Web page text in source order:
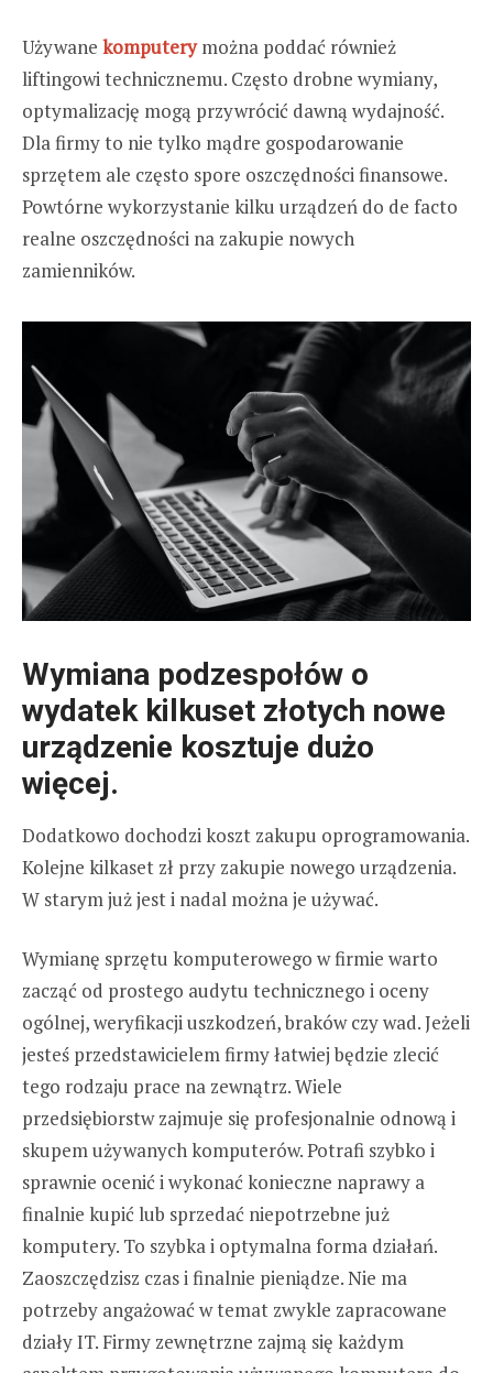
Używane komputerymożna poddać również
liftingowi technicznemu. Często drobne wymiany,
optymalizację mogą przywrócić dawną wydajność.
Dla firmy to nie tylko mądre gospodarowanie
sprzętem ale często spore oszczędności finansowe.
Powtórne wykorzystanie kilku urządzeń do de facto
realne oszczędności na zakupie nowych
zamienników.
Wymiana podzespołów o
wydatek kilkuset złotych nowe
urządzenie kosztuje dużo
więcej.
Dodatkowo dochodzi koszt zakupu oprogramowania.
Kolejne kilkaset zł przy zakupie nowego urządzenia.
W starym już jest i nadal można je używać.
Wymianę sprzętu komputerowego w firmie warto
zacząć od prostego audytu technicznego i oceny
ogólnej, weryfikacji uszkodzeń, braków czy wad. Jeżeli
jesteś przedstawicielem firmy łatwiej będzie zlecić
tego rodzaju prace na zewnątrz. Wiele
przedsiębiorstw zajmuje się profesjonalnie odnową i
skupem używanych komputerów. Potrafi szybko i
sprawnie ocenić i wykonać konieczne naprawy a
finalnie kupić lub sprzedać niepotrzebne już
komputery. To szybka i optymalna forma działań.
Zaoszczędzisz czas i finalnie pieniądze. Nie ma
potrzeby angażować w temat zwykle zapracowane
działy IT. Firmy zewnętrzne zajmą się każdym